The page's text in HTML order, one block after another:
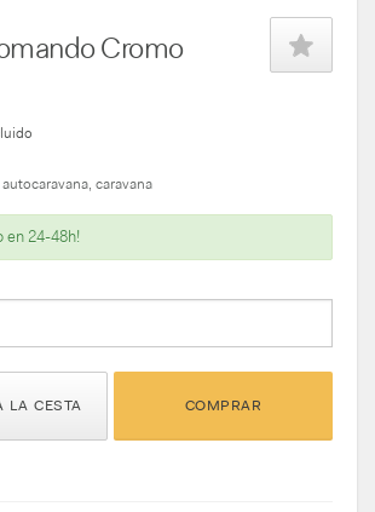
Cromo
autocaravana caravana
en 24-48h!
LA CESTA COMPRAR